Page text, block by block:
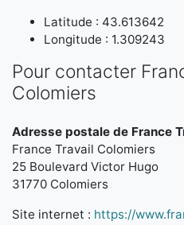
Latitude : 43.613642
Longitude : 1.309243
Pour contacter
Colomiers
Adresse postale de France
France Travail Colomiers
25 Boulevard Victor Hugo
31770 Colomiers
Site internet : https://